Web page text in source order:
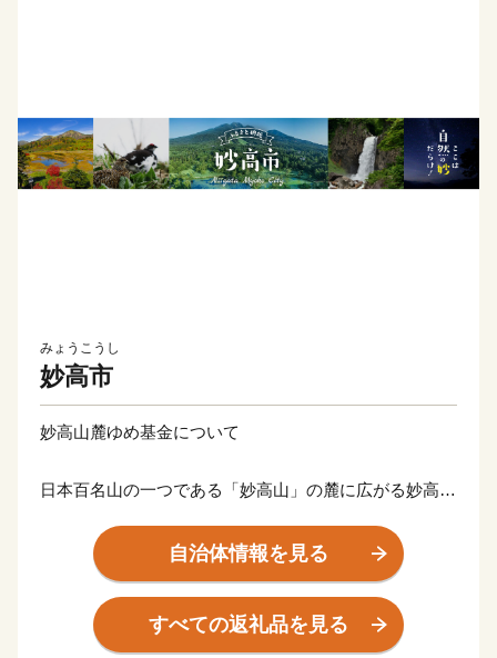
みょうこうし
妙高市
妙高山麓ゆめ基金について
日本百名山の一つである「妙高山」の麓に広がる妙高市
豊かなまちです。
平成27年3月に誕生した「妙高戸隠連山国立公園」は、
火山性の山々と非火山性の山々で構成されており、山麓
に点在する高原や湖沼が一体となった景観が大きな魅力
自治体情報を見る
すべての返礼品を見る